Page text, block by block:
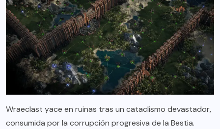
Wraeclast yace en ruinas tras un cataclismo devastador,
consumida por la corrupción progresiva de la Bestia.